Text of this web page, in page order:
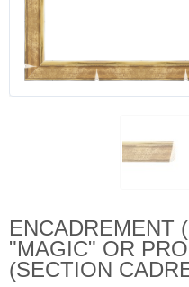
ENCADREMENT
"MAGIC" OR
(SECTION